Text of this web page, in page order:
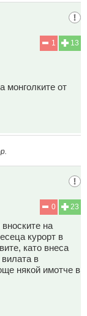
13
1
монголките от
23
0
на
курорт в
като внеса
в
някой имотче в